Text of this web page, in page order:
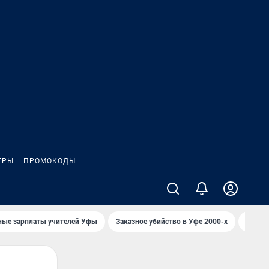
ПРОМОКОДЫ
зарплаты учителей Уфы Заказное убийство в Уфе 2000-х